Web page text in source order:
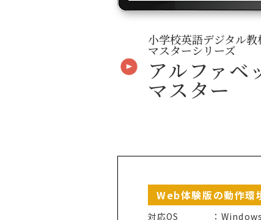
小学校英語デジタル教
マスターシリーズ
アルファベ
マスター
Web体験版の動作環
対応OS
Windows